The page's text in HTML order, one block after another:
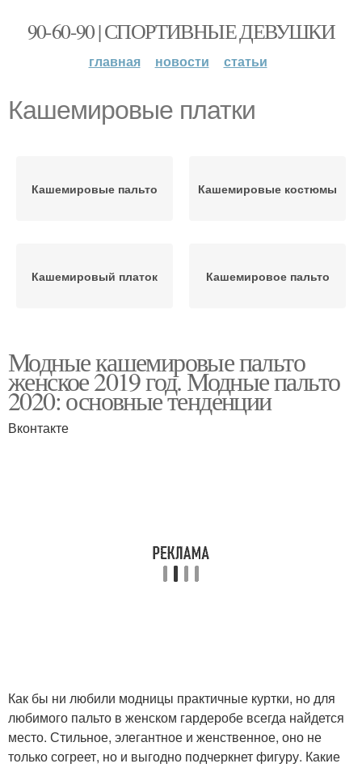
90-60-90 | СПОРТИВНЫЕ ДЕВУШКИ
главная новости статьи
Кашемировые платки
Кашемировые пальто Кашемировые костюмы
Кашемировый платок Кашемировое пальто
Модные кашемировые пальто
женское 2019 год. Модные пальто
2020: основные тенденции
Вконтакте
Как бы ни любили модницы практичные куртки, но для
любимого пальто в женском гардеробе всегда найдется
место. Стильное, элегантное и женственное, оно не
только согреет, но и выгодно подчеркнет фигуру. Какие